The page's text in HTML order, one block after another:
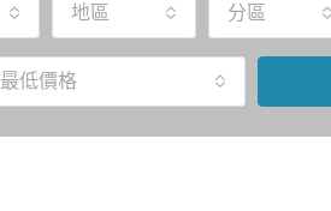
地區 分區
最低價格